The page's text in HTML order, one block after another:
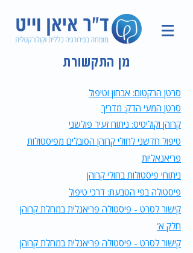
מן התקשורת
סרטן הרקטום: אבחון וטיפול
סרטן המעי הדק: מדריך
קרוהן וקוליטיס: ניתוח זעיר פולשני
טיפול חדשני לחולי קרוהן הסובלים מפיסטולות
פריאנאליות
ניתוחי פיסטולות בחולי קרוהן
פיסטולה בפי הטבעת: דרכי טיפול
קישור לסרט - פיסטולה פריאנלית במחלת קרוהן
חלק א'
קישור לסרט - פיסטולה פריאנלית במחלת קרוהן